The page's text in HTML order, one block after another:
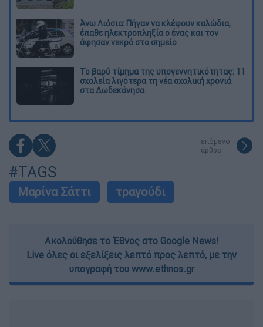
Άνω Λιόσια: Πήγαν να κλέψουν καλώδια,
έπαθε ηλεκτροπληξία ο ένας και τον
άφησαν νεκρό στο σημείο
Το βαρύ τίμημα της υπογεννητικότητας: 11
σχολεία λιγότερα τη νέα σχολική χρονιά
στα Δωδεκάνησα
επόμενο
άρθρο
#TAGS
Μαρίνα Σάττι τραγούδι
Ακολούθησε το Έθνος στο Google News!
Live όλες οι εξελίξεις λεπτό προς λεπτό, με την
υπογραφή του www.ethnos.gr